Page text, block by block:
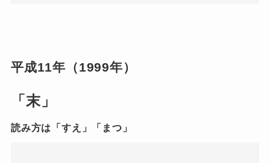
平成11年（1999年）
「末」
読み方は「すえ」「まつ」